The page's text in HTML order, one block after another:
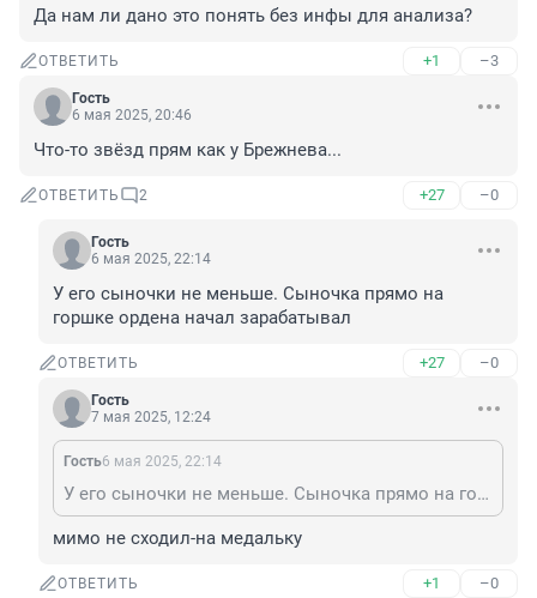
Да нам ли дано это понять без инфы для анализа?
ОТВЕТИТЬ +1 –3
Гость
6 мая 2025, 20:46
Что-то звёзд прям как у Брежнева...
ОТВЕТИТЬ 2 +27 –0
Гость
6 мая 2025, 22:14
У его сыночки не меньше. Сыночка прямо на
горшке ордена начал зарабатывал
ОТВЕТИТЬ +27 –0
Гость
7 мая 2025, 12:24
Гость6 мая 2025, 22:14
У его сыночки не меньше. Сыночка прямо на горшке ордена начал зарабатывал
мимо не сходил-на медальку
ОТВЕТИТЬ +1 –0